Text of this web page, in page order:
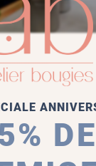
vous
aussi
DE